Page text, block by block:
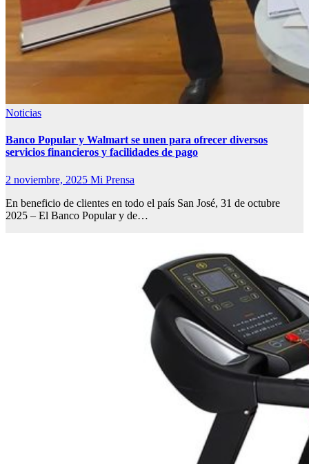
Noticias
Banco Popular y Walmart se unen para ofrecer diversos
servicios financieros y facilidades de pago
2 noviembre, 2025 Mi Prensa
En beneficio de clientes en todo el país San José, 31 de octubre
2025 – El Banco Popular y de…